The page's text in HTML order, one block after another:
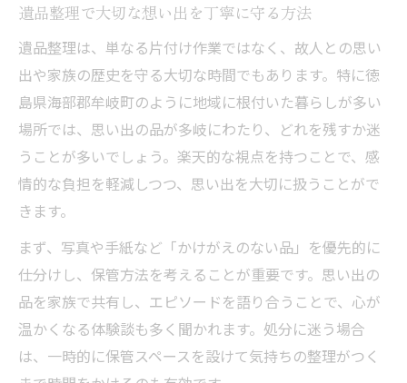
遺品整理で大切な想い出を丁寧に守る方法
遺品整理は、単なる片付け作業ではなく、故人との思い
出や家族の歴史を守る大切な時間でもあります。特に徳
島県海部郡牟岐町のように地域に根付いた暮らしが多い
場所では、思い出の品が多岐にわたり、どれを残すか迷
うことが多いでしょう。楽天的な視点を持つことで、感
情的な負担を軽減しつつ、思い出を大切に扱うことがで
きます。
まず、写真や手紙など「かけがえのない品」を優先的に
仕分けし、保管方法を考えることが重要です。思い出の
品を家族で共有し、エピソードを語り合うことで、心が
温かくなる体験談も多く聞かれます。処分に迷う場合
は、一時的に保管スペースを設けて気持ちの整理がつく